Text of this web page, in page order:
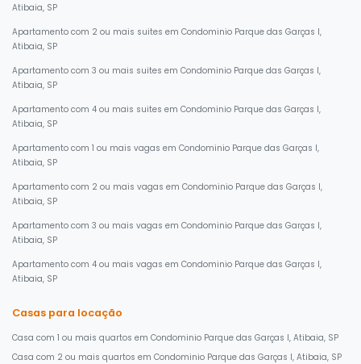
Atibaia, SP
Apartamento com 2 ou mais suites em Condominio Parque das Garças I,
Atibaia, SP
Apartamento com 3 ou mais suites em Condominio Parque das Garças I,
Atibaia, SP
Apartamento com 4 ou mais suites em Condominio Parque das Garças I,
Atibaia, SP
Apartamento com 1 ou mais vagas em Condominio Parque das Garças I,
Atibaia, SP
Apartamento com 2 ou mais vagas em Condominio Parque das Garças I,
Atibaia, SP
Apartamento com 3 ou mais vagas em Condominio Parque das Garças I,
Atibaia, SP
Apartamento com 4 ou mais vagas em Condominio Parque das Garças I,
Atibaia, SP
Casas para locação
Casa com 1 ou mais quartos em Condominio Parque das Garças I, Atibaia, SP
Casa com 2 ou mais quartos em Condominio Parque das Garças I, Atibaia, SP